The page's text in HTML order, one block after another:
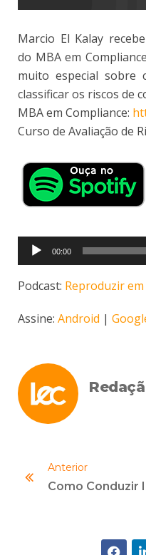
Marcio El Kalay
do MBA em
muito especial sobre
classificar os riscos de
MBA em Compliance:
Curso de Avaliação de
Tocador
de
áudio
00:00
Podcast: Reproduzir
Assine: Android |
Anterior